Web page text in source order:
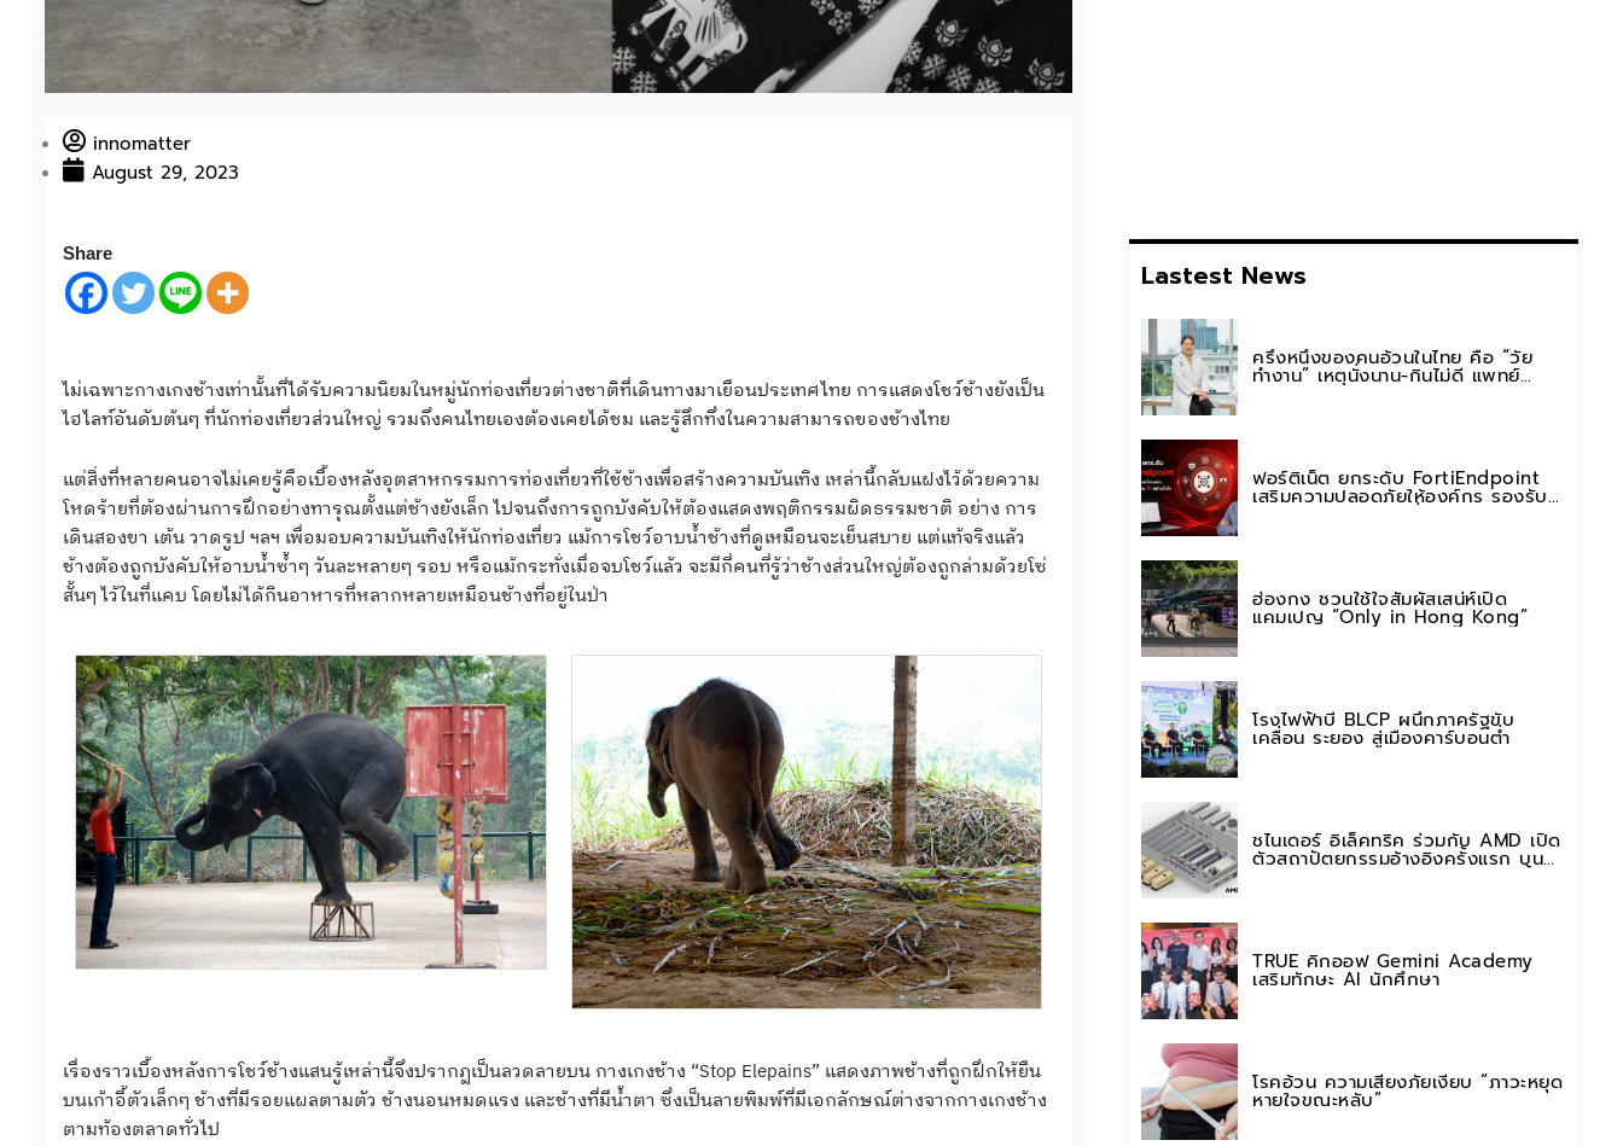
innomatter
August 29, 2023
Share
ไม่เฉพาะกางเกงช้างเท่านั้นที่ได้รับความนิยมในหมู่นักท่องเที่ยวต่างชาติที่เดินทางมาเยือนประเทศไทย การแสดงโชว์ช้างยังเป็น
ไฮไลท์อันดับต้นๆ ที่นักท่องเที่ยวส่วนใหญ่ รวมถึงคนไทยเองต้องเคยได้ชม และรู้สึกทึ่งในความสามารถของช้างไทย
แต่สิ่งที่หลายคนอาจไม่เคยรู้คือเบื้องหลังอุตสาหกรรมการท่องเที่ยวที่ใช้ช้างเพื่อสร้างความบันเทิง เหล่านี้กลับแฝงไว้ด้วยความ
โหดร้ายที่ต้องผ่านการฝึกอย่างทารุณตั้งแต่ช้างยังเล็ก ไปจนถึงการถูกบังคับให้ต้องแสดงพฤติกรรมผิดธรรมชาติ อย่าง การ
เดินสองขา เต้น วาดรูป ฯลฯ เพื่อมอบความบันเทิงให้นักท่องเที่ยว แม้การโชว์อาบน้ำช้างที่ดูเหมือนจะเย็นสบาย แต่แท้จริงแล้ว
ช้างต้องถูกบังคับให้อาบน้ำซ้ำๆ วันละหลายๆ รอบ หรือแม้กระทั่งเมื่อจบโชว์แล้ว จะมีกี่คนที่รู้ว่าช้างส่วนใหญ่ต้องถูกล่ามด้วยโซ่
สั้นๆ ไว้ในที่แคบ โดยไม่ได้กินอาหารที่หลากหลายเหมือนช้างที่อยู่ในป่า
เรื่องราวเบื้องหลังการโชว์ช้างแสนรู้เหล่านี้จึงปรากฏเป็นลวดลายบน กางเกงช้าง “Stop Elepains” แสดงภาพช้างที่ถูกฝึกให้ยืน
บนเก้าอี้ตัวเล็กๆ ช้างที่มีรอยแผลตามตัว ช้างนอนหมดแรง และช้างที่มีน้ำตา ซึ่งเป็นลายพิมพ์ที่มีเอกลักษณ์ต่างจากกางเกงช้าง
ตามท้องตลาดทั่วไป
Lastest News
ครึ่งหนึ่งของคนอ้วนในไทย คือ “วัย
ทำงาน” เหตุนั่งนาน-กินไม่ดี แพทย์
รพ.วิมุต พหลโยธิน เตือน “อย่าดูแค่เลข
ฟอร์ติเน็ต ยกระดับ FortiEndpoint
เสริมความปลอดภัยให้องค์กร รองรับ
ฮ่องกง ชวนใช้ใจสัมผัสเสน่ห์เปิด
แคมเปญ “Only in Hong Kong”
โรงไฟฟ้าบี BLCP ผนึกภาครัฐขับ
เคลื่อน ระยอง สู่เมืองคาร์บอนต่ำ
ชไนเดอร์ อิเล็คทริค ร่วมกับ AMD เปิด
ตัวสถาปัตยกรรมอ้างอิงครั้งแรก บน
แพลตฟอร์ม “Helios” เร่งการติดตั้งใช้
TRUE คิกออฟ Gemini Academy
เสริมทักษะ AI นักศึกษา
โรคอ้วน ความเสี่ยงภัยเงียบ “ภาวะหยุด
หายใจขณะหลับ”